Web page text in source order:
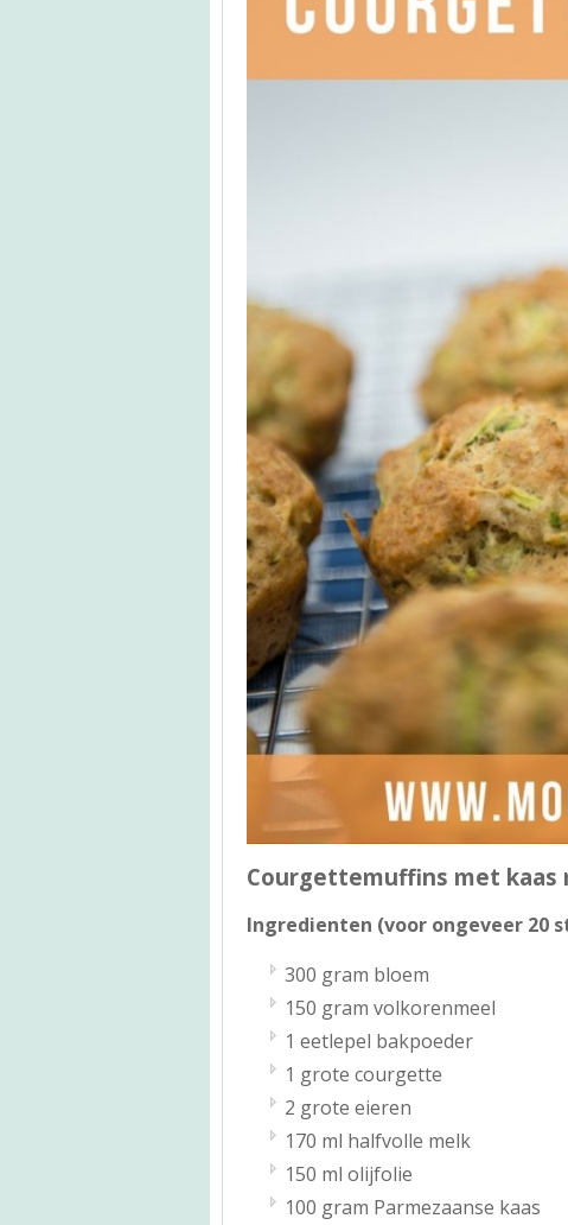
Courgettemuffins met kaas
Ingredienten (voor ongeveer 20
300 gram bloem
150 gram volkorenmeel
1 eetlepel bakpoeder
1 grote courgette
2 grote eieren
170 ml halfvolle melk
150 ml olijfolie
100 gram Parmezaanse kaas